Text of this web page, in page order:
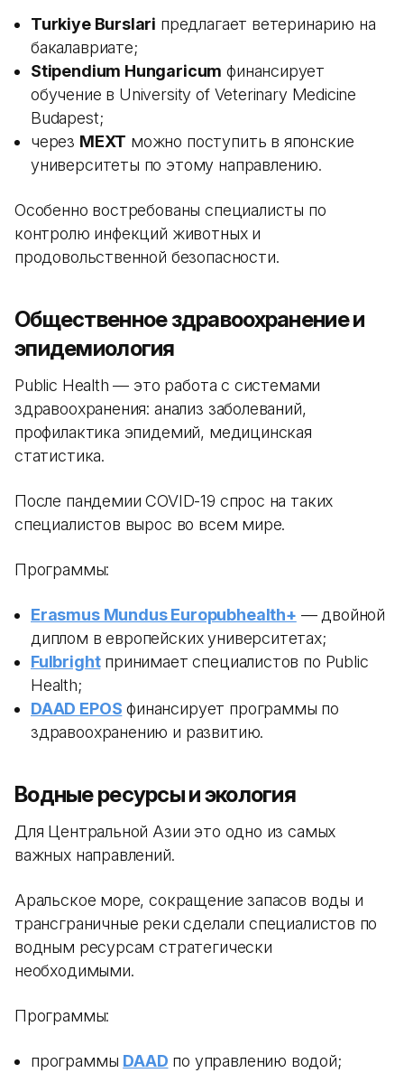
Turkiye Burslari предлагает ветеринарию на
бакалавриате;
Stipendium Hungaricum финансирует
обучение в University of Veterinary Medicine
Budapest;
через MEXT можно поступить в японские
университеты по этому направлению.
Особенно востребованы специалисты по
контролю инфекций животных и
продовольственной безопасности.
Общественное здравоохранение и
эпидемиология
Public Health — это работа с системами
здравоохранения: анализ заболеваний,
профилактика эпидемий, медицинская
статистика.
После пандемии COVID-19 спрос на таких
специалистов вырос во всем мире.
Программы:
Erasmus Mundus Europubhealth+ — двойной
диплом в европейских университетах;
Fulbrightпринимает специалистов по Public
Health;
DAAD EPOS финансирует программы по
здравоохранению и развитию.
Водные ресурсы и экология
Для Центральной Азии это одно из самых
важных направлений.
Аральское море, сокращение запасов воды и
трансграничные реки сделали специалистов по
водным ресурсам стратегически
необходимыми.
Программы:
программы DAAD по управлению водой;